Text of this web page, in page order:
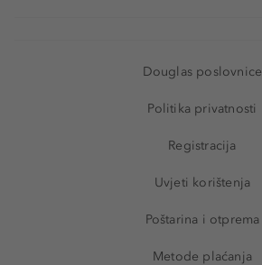
Douglas poslovnice
Politika privatnosti
Registracija
Uvjeti korištenja
Poštarina i otprema
Metode plaćanja